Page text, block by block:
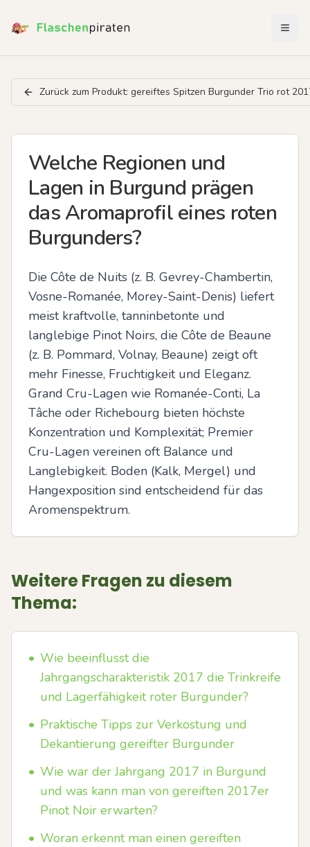
Zurück zum Produkt: gereiftes Spitzen Burgunder Trio rot
Welche Regionen und
Lagen in Burgund prägen
das Aromaprofil eines roten
Burgunders?
Die Côte de Nuits (z. B. Gevrey-Chambertin,
Vosne-Romanée, Morey-Saint-Denis) liefert
meist kraftvolle, tanninbetonte und
langlebige Pinot Noirs, die Côte de Beaune
(z. B. Pommard, Volnay, Beaune) zeigt oft
mehr Finesse, Fruchtigkeit und Eleganz.
Grand Cru-Lagen wie Romanée-Conti, La
Tâche oder Richebourg bieten höchste
Konzentration und Komplexität; Premier
Cru-Lagen vereinen oft Balance und
Langlebigkeit. Boden (Kalk, Mergel) und
Hangexposition sind entscheidend für das
Aromenspektrum.
Weitere Fragen zu diesem
Thema:
• Wie beeinflusst die
Jahrgangscharakteristik 2017 die Trinkreife
und Lagerfähigkeit roter Burgunder?
• Praktische Tipps zur Verkostung und
Dekantierung gereifter Burgunder
• Wie war der Jahrgang 2017 in Burgund
und was kann man von gereiften 2017er
Pinot Noir erwarten?
• Woran erkennt man einen gereiften